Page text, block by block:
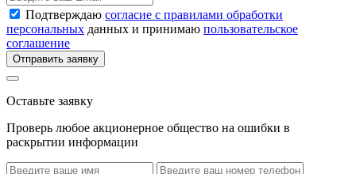
Подтверждаю согласие с правилами обработки
персональных данных и принимаю пользовательское
соглашение
Отправить заявку
Оставьте заявку
Проверь любое акционерное общество на ошибки в
раскрытии информации